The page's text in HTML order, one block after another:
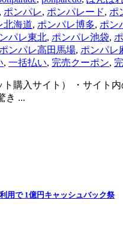
, ポンパレ, ポンパレード, ポ
北海道, ポンパレ博多, ポン
パレ東北, ポンパレ池袋,
ポンパレ高田馬場, ポンパレ
, 一括払い, 完売クーポン,
購入サイト） ・サイト
き ...
用で 1億円キャッシュバック祭